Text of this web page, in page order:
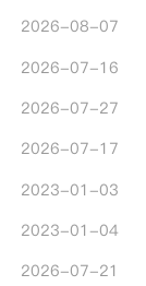
2026-08-07
2026-07-16
2026-07-27
2026-07-17
2023-01-03
2023-01-04
2026-07-21